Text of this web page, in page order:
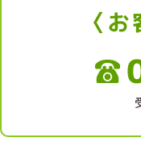
〈